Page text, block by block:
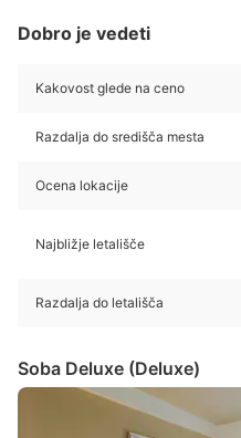
Dobro je vedeti
Kakovost glede na ceno
Razdalja do središča mesta
Ocena lokacije
Najbližje letališče
Razdalja do letališča
Soba Deluxe (Deluxe)